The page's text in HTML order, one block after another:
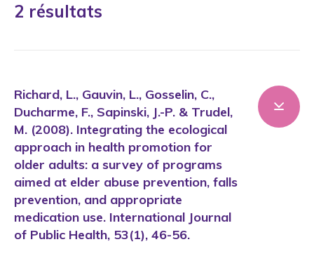
2 résultats
Richard, L., Gauvin, L., Gosselin, C.,
Ducharme, F., Sapinski, J.-P. & Trudel,
M. (2008). Integrating the ecological
approach in health promotion for
older adults: a survey of programs
aimed at elder abuse prevention, falls
prevention, and appropriate
medication use. International Journal
of Public Health, 53(1), 46-56.